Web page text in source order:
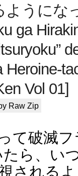
うにな
ga
Heroine-
Vol 01]
Raw Zip
て破滅フ
たら、い
される